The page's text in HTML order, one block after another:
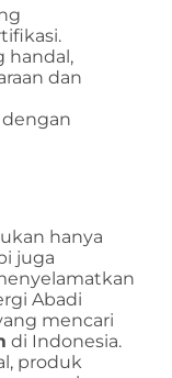
handal,
dan
dengan
hanya
juga
Abadi
mencari
di Indonesia.
produk